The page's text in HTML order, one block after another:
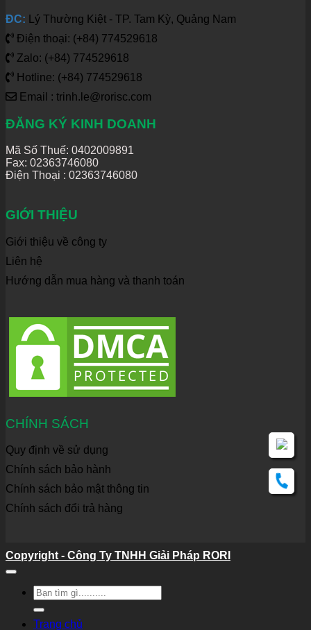
ĐC: Lý Thường Kiệt - TP. Tam Kỳ, Quảng Nam
Điện thoại: (+84) 774529618
Zalo: (+84) 774529618
Hotline: (+84) 774529618
Email : trinh.le@rorisc.com
ĐĂNG KÝ KINH DOANH
Mã Số Thuế: 0402009891
Fax: 02363746080
Điện Thoại : 02363746080
GIỚI THIỆU
Giới thiệu về công ty
Liên hệ
Hướng dẫn mua hàng và thanh toán
CHÍNH SÁCH
Quy định về sử dụng
Chính sách bảo hành
Chính sách bảo mật thông tin
Chính sách đổi trả hàng
Copyright - Công Ty TNHH Giải Pháp RORI
Tìm
kiếm:
Trang chủ